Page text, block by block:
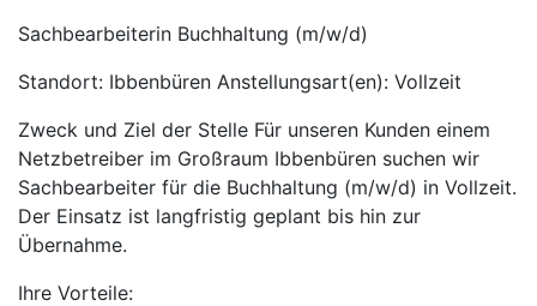
Sachbearbeiterin Buchhaltung (m/w/d)
Standort: Ibbenbüren Anstellungsart(en): Vollzeit
Zweck und Ziel der Stelle Für unseren Kunden einem
Netzbetreiber im Großraum Ibbenbüren suchen wir
Sachbearbeiter für die Buchhaltung (m/w/d) in Vollzeit.
Der Einsatz ist langfristig geplant bis hin zur
Übernahme.
Ihre Vorteile: